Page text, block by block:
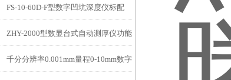
态的实时监测设备
FS-10-60D-F型数字凹坑深度仪标配
IP54级表头分辨率0.01mm量程
10mm！
ZHY-2000型数显台式自动测厚仪功能
特点
千分分辨率0.001mm量程0-10mm数字